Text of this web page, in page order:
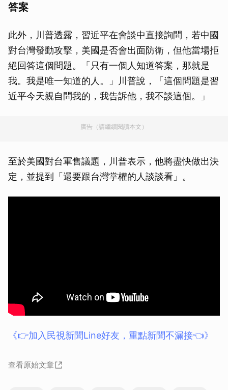
答案
此外，川普透露，習近平在會談中直接詢問，若中國
對台灣發動攻擊，美國是否會出面防衛，但他當場拒
絕回答這個問題。「只有一個人知道答案，那就是
我。我是唯一知道的人。」川普說，「這個問題是習
近平今天親自問我的，我告訴他，我不談這個。」
廣告（請繼續閱讀本文）
至於美國對台軍售議題，川普表示，他將盡快做出決
定，並提到「還要跟台灣掌權的人談談看」。
《👉加入民視新聞Line好友，重點新聞不漏接👈》
查看原始文章